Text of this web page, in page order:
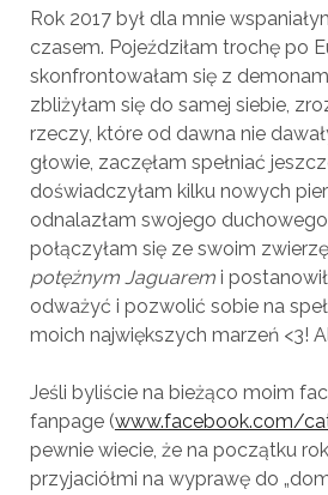
Rok 2017 był dla mnie
czasem. Pojeździłam trochę po
skonfrontowałam się z
zbliżyłam się do samej siebie,
rzeczy, które od dawna nie
głowie, zaczęłam spełniać
doświadczyłam kilku nowych
odnalazłam swojego
połączyłam się ze swoim
potężnym Jaguaremi
odważyć i pozwolić sobie na
moich największych marzeń <3!
Jeśli byliście na bieżąco moim
fanpage (www.facebook.com/
pewnie wiecie, że na początku
przyjaciółmi na wyprawę do